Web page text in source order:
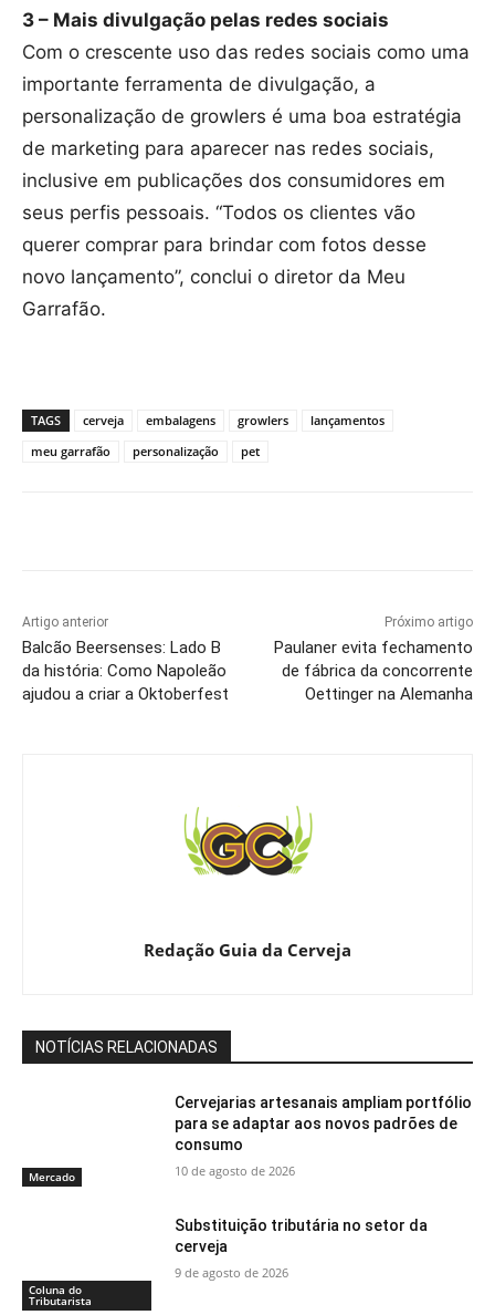
3 – Mais divulgação pelas redes sociais
Com o crescente uso das redes sociais como uma
importante ferramenta de divulgação, a
personalização de growlers é uma boa estratégia
de marketing para aparecer nas redes sociais,
inclusive em publicações dos consumidores em
seus perfis pessoais. “Todos os clientes vão
querer comprar para brindar com fotos desse
novo lançamento”, conclui o diretor da Meu
Garrafão.
TAGS cerveja embalagens growlers
lançamentos
meu garrafão
personalização pet
Artigo anterior
Balcão Beersenses: Lado B
da história: Como Napoleão
ajudou a criar a Oktoberfest
Próximo artigo
Paulaner evita fechamento
de fábrica da concorrente
Oettinger na Alemanha
Redação Guia da Cerveja
NOTÍCIAS RELACIONADAS
Mercado
Cervejarias artesanais ampliam portfólio
para se adaptar aos novos padrões de
consumo
10 de agosto de 2026
Coluna do
Tributarista
Substituição tributária no setor da
cerveja
9 de agosto de 2026